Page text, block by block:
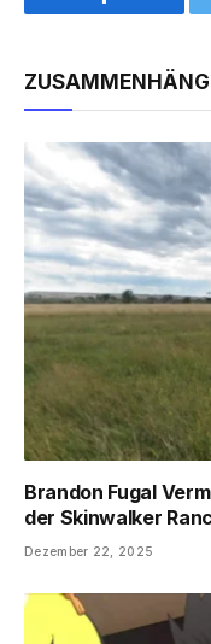
Facebook
Brandon Fugal
der Skinwalker
Dezember 22, 2025